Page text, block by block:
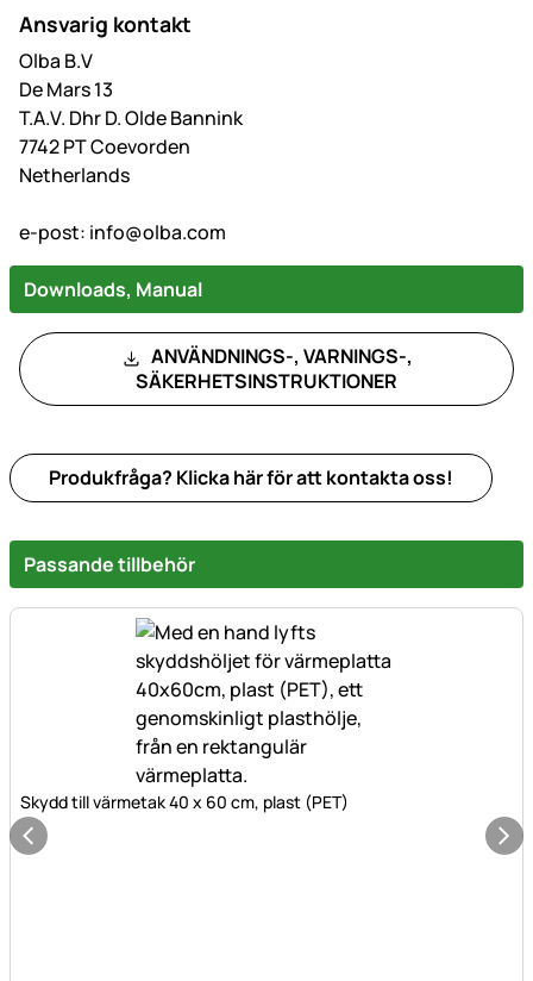
Ansvarig kontakt
Olba B.V
De Mars 13
T.A.V. Dhr D. Olde Bannink
7742 PT Coevorden
Netherlands
e-post: info@olba.com
Downloads, Manual
ANVÄNDNINGS-, VARNINGS-,
SÄKERHETSINSTRUKTIONER
Produkfråga? Klicka här för att kontakta oss!
Passande tillbehör
Skydd till värmetak 40 x 60 cm, plast (PET)